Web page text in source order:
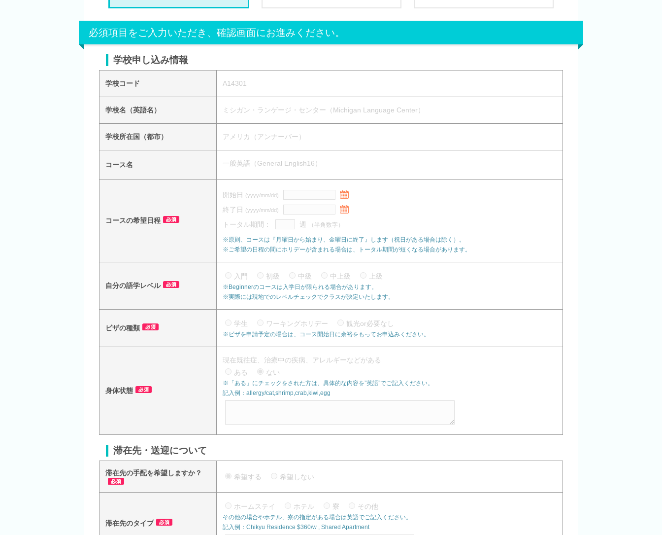
必須項目をご入力いただき、確認画面にお進みください。
学校申し込み情報
学校コード A14301
学校名（英語名） ミシガン・ランゲージ・センター（Michigan Language Center）
学校所在国（都市） アメリカ（アンナーバー）
コース名 一般英語（General English16）
コースの希望日程
開始日 (yyyy/mm/dd)
終了日 (yyyy/mm/dd)
トータル期間： 週 （半角数字）
※原則、コースは『月曜日から始まり、金曜日に終了』します（祝日がある場合は除く）。
※ご希望の日程の間にホリデーが含まれる場合は、トータル期間が短くなる場合があります。
自分の語学レベル
入門 初級 中級 中上級 上級
※Beginnerのコースは入学日が限られる場合があります。
※実際には現地でのレベルチェックでクラスが決定いたします。
ビザの種類
学生 ワーキングホリデー 観光or必要なし
※ビザを申請予定の場合は、コース開始日に余裕をもってお申込みください。
身体状態
現在既往症、治療中の疾病、アレルギーなどがある
ある
ない
※「ある」にチェックをされた方は、具体的な内容を”英語”でご記入ください。
記入例：allergy/cat,shrimp,crab,kiwi,egg
滞在先・送迎について
滞在先の手配を希望しますか？ 希望する 希望しない
滞在先のタイプ
ホームステイ ホテル 寮 その他
その他の場合やホテル、寮の指定がある場合は英語でご記入ください。
記入例：Chikyu Residence $360/w , Shared Apartment